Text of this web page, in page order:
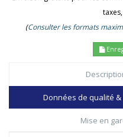
(Consulter les formats
Données de qualité
Mise en